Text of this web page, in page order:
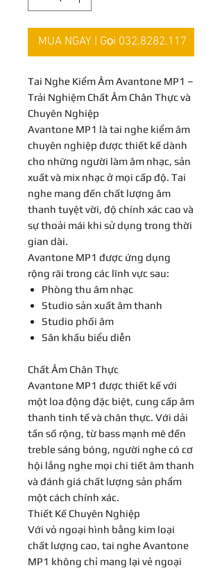
MUA NGAY | Gọi 032.8282.117
Tai Nghe Kiểm Âm Avantone MP1 –
Trải Nghiệm Chất Âm Chân Thực và
Chuyên Nghiệp
Avantone MP1 là tai nghe kiểm âm
chuyên nghiệp được thiết kế dành
cho những người làm âm nhạc, sản
xuất và mix nhạc ở mọi cấp độ. Tai
nghe mang đến chất lượng âm
thanh tuyệt vời, độ chính xác cao và
sự thoải mái khi sử dụng trong thời
gian dài.
Avantone MP1 được ứng dụng
rộng rãi trong các lĩnh vực sau:
Phòng thu âm nhạc
Studio sản xuất âm thanh
Studio phối âm
Sân khấu biểu diễn
Chất Âm Chân Thực
Avantone MP1 được thiết kế với
một loa động đặc biệt, cung cấp âm
thanh tinh tế và chân thực. Với dải
tần số rộng, từ bass mạnh mẽ đến
treble sáng bóng, người nghe có cơ
hội lắng nghe mọi chi tiết âm thanh
và đánh giá chất lượng sản phẩm
một cách chính xác.
Thiết Kế Chuyên Nghiệp
Với vỏ ngoại hình bằng kim loại
chất lượng cao, tai nghe Avantone
MP1 không chỉ mang lại vẻ ngoại